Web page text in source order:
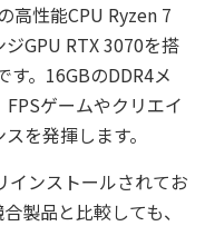
高性能CPU Ryzen 7
GPU RTX 3070を搭
。16GBのDDR4メ
ゲームやクリエイ
を発揮します。
ンストールされてお
製品と比較しても、